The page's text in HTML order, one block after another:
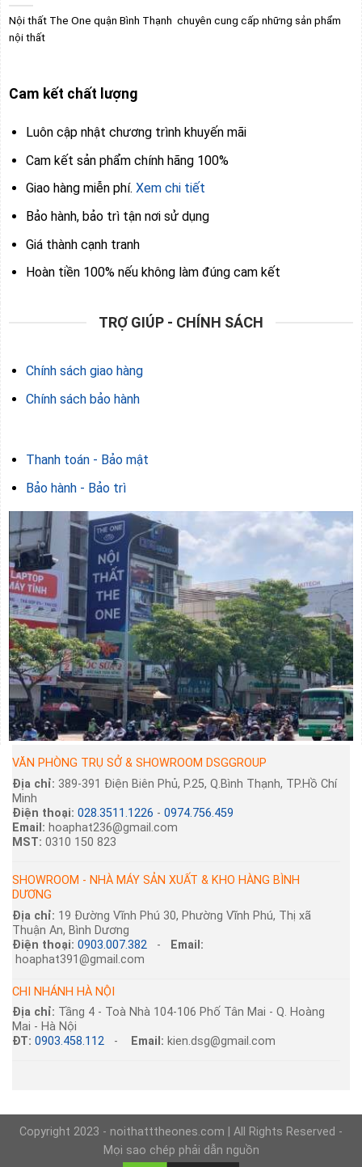
Nội thất The One quận Bình Thạnh chuyên cung cấp những sản phẩm
nội thất
Cam kết chất lượng
Luôn cập nhật chương trình khuyến mãi
Cam kết sản phẩm chính hãng 100%
Giao hàng miễn phí. Xem chi tiết
Bảo hành, bảo trì tận nơi sử dụng
Giá thành cạnh tranh
Hoàn tiền 100% nếu không làm đúng cam kết
TRỢ GIÚP - CHÍNH SÁCH
Chính sách giao hàng
Chính sách bảo hành
Thanh toán - Bảo mật
Bảo hành - Bảo trì
VĂN PHÒNG TRỤ SỞ & SHOWROOM DSGGROUP
Địa chỉ: 389-391 Điện Biên Phủ, P.25, Q.Bình Thạnh, TP.Hồ Chí
Minh
Điện thoại: 028.3511.1226 - 0974.756.459
Email: hoaphat236@gmail.com
MST: 0310 150 823
SHOWROOM - NHÀ MÁY SẢN XUẤT & KHO HÀNG BÌNH
DƯƠNG
Địa chỉ: 19 Đường Vĩnh Phú 30, Phường Vĩnh Phú, Thị xã
Thuận An, Bình Dương
Điện thoại: 0903.007.382-
Email:
hoaphat391@gmail.com
CHI NHÁNH HÀ NỘI
Địa chỉ: Tầng 4 - Toà Nhà 104-106 Phố Tân Mai - Q. Hoàng
Mai - Hà Nội
ĐT: 0903.458.112- Email: kien.dsg@gmail.com
Copyright 2023 - noithatttheones.com | All Rights Reserved -
Mọi sao chép phải dẫn nguồn